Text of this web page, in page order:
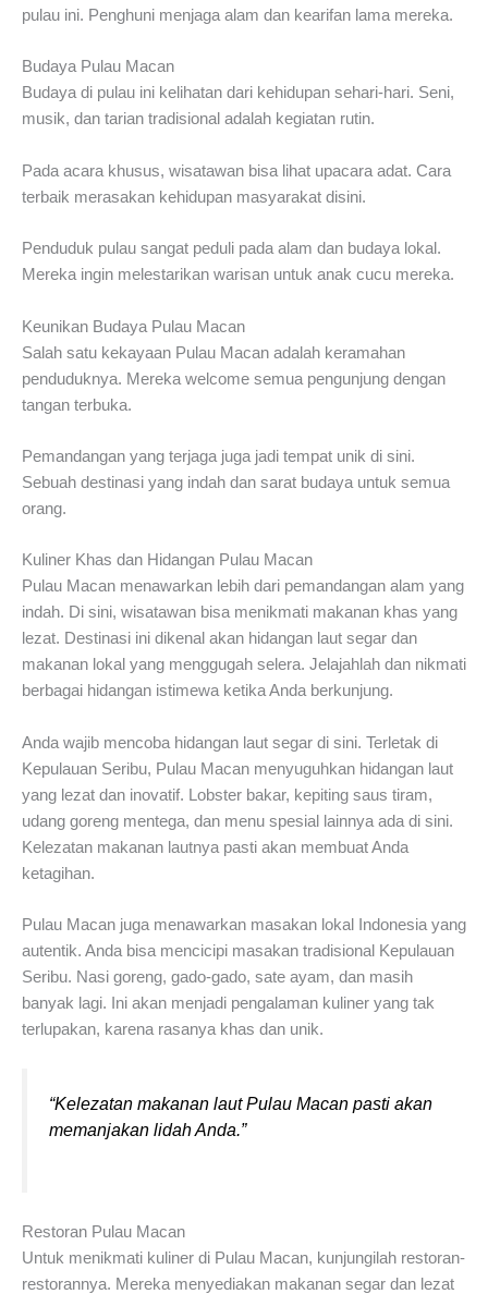
pulau ini. Penghuni menjaga alam dan kearifan lama mereka.
Budaya Pulau Macan
Budaya di pulau ini kelihatan dari kehidupan sehari-hari. Seni,
musik, dan tarian tradisional adalah kegiatan rutin.
Pada acara khusus, wisatawan bisa lihat upacara adat. Cara
terbaik merasakan kehidupan masyarakat disini.
Penduduk pulau sangat peduli pada alam dan budaya lokal.
Mereka ingin melestarikan warisan untuk anak cucu mereka.
Keunikan Budaya Pulau Macan
Salah satu kekayaan Pulau Macan adalah keramahan
penduduknya. Mereka welcome semua pengunjung dengan
tangan terbuka.
Pemandangan yang terjaga juga jadi tempat unik di sini.
Sebuah destinasi yang indah dan sarat budaya untuk semua
orang.
Kuliner Khas dan Hidangan Pulau Macan
Pulau Macan menawarkan lebih dari pemandangan alam yang
indah. Di sini, wisatawan bisa menikmati makanan khas yang
lezat. Destinasi ini dikenal akan hidangan laut segar dan
makanan lokal yang menggugah selera. Jelajahlah dan nikmati
berbagai hidangan istimewa ketika Anda berkunjung.
Anda wajib mencoba hidangan laut segar di sini. Terletak di
Kepulauan Seribu, Pulau Macan menyuguhkan hidangan laut
yang lezat dan inovatif. Lobster bakar, kepiting saus tiram,
udang goreng mentega, dan menu spesial lainnya ada di sini.
Kelezatan makanan lautnya pasti akan membuat Anda
ketagihan.
Pulau Macan juga menawarkan masakan lokal Indonesia yang
autentik. Anda bisa mencicipi masakan tradisional Kepulauan
Seribu. Nasi goreng, gado-gado, sate ayam, dan masih
banyak lagi. Ini akan menjadi pengalaman kuliner yang tak
terlupakan, karena rasanya khas dan unik.
“Kelezatan makanan laut Pulau Macan pasti akan
memanjakan lidah Anda.”
Restoran Pulau Macan
Untuk menikmati kuliner di Pulau Macan, kunjungilah restoran-
restorannya. Mereka menyediakan makanan segar dan lezat